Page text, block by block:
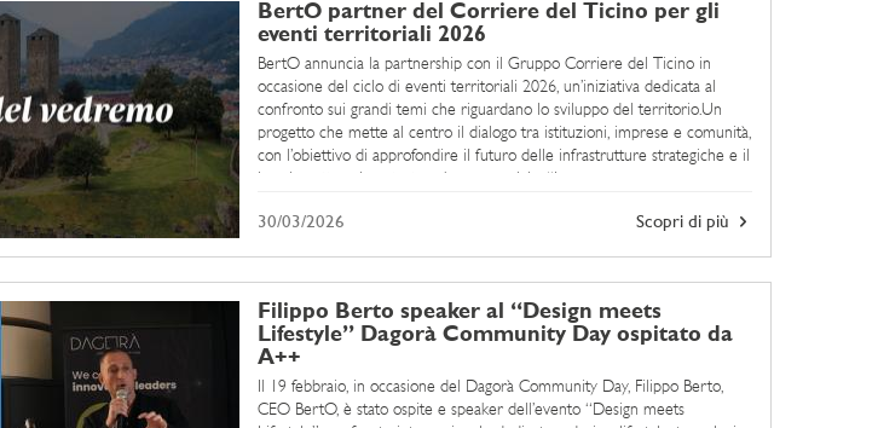
BertO partner del Corriere del Ticino per gli
eventi territoriali 2026
BertO annuncia la partnership con il Gruppo Corriere del Ticino in
occasione del ciclo di eventi territoriali 2026, un’iniziativa dedicata al
confronto sui grandi temi che riguardano lo sviluppo del territorio.Un
progetto che mette al centro il dialogo tra istituzioni, imprese e comunità,
con l’obiettivo di approfondire il futuro delle infrastrutture strategiche e il
Scopri di più
30/03/2026
Filippo Berto speaker al “Design meets
Lifestyle” Dagorà Community Day ospitato da
A++
Il 19 febbraio, in occasione del Dagorà Community Day, Filippo Berto,
CEO BertO, è stato ospite e speaker dell’evento “Design meets